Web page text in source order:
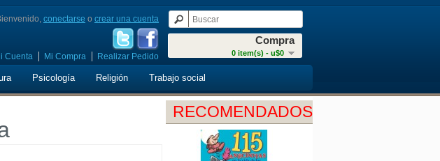
Compra
0 item(s) - u$0
conectarse o crear una cuenta
Cuenta Mi Compra Realizar Pedido
Psicología Religión Trabajo social
RECOMENDADOS